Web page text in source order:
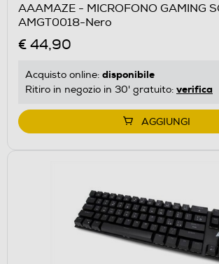
AAAMAZE - MICROFONO GAMING
AMGT0018-Nero
€ 44,90
Acquisto online: disponibile
Ritiro in negozio in 30' gratuito: verifica
AGGIUNGI